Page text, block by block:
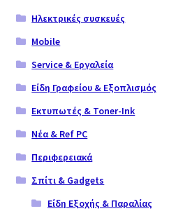
Ηλεκτρικές συσκευές
Mobile
Service & Εργαλεία
Είδη Γραφείου & Εξοπλισμός
Εκτυπωτές & Toner-Ink
Νέα & Ref PC
Περιφερειακά
Σπίτι & Gadgets
Είδη Εξοχής & Παραλίας